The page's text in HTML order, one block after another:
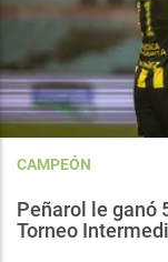
CAMPEÓN
Peñarol le ganó
Torneo